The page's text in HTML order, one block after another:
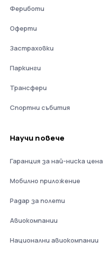
Фериботи
Оферти
Застраховки
Паркинги
Трансфери
Спортни събития
Научи повече
Гаранция за най-ниска цена
Мобилно приложение
Радар за полети
Авиокомпании
Национални авиокомпании